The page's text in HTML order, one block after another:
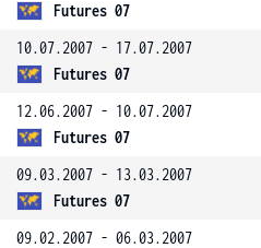
Futures 07
10.07.2007 - 17.07.2007
Futures 07
12.06.2007 - 10.07.2007
Futures 07
09.03.2007 - 13.03.2007
Futures 07
09.02.2007 - 06.03.2007